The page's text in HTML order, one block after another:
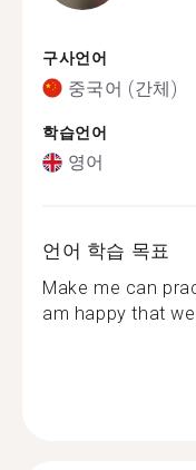
구사언어
중국어 (간체)
학습언어
영어
언어 학습 목표
Make me can
am happy that